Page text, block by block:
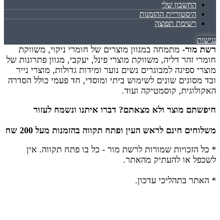
החשבון שלי
היסטוריית ההזמנות
רשימת תפוצה
נגישות
רשת מור- מתמחה במגוון מוצרים של חומרי ניקוי, משווקת
חומרי זהר דליה, משווקת מוצרי פינל, יעקבי, מגוון פתרונות של
מוצרי ספיגה למבוגרים נשים נוער ומידות גדולות, מוצרי נייר
ובד מסוגים שונים לשימוש ביתי ומוסדי, חד פעמי כולל הסדרה
האקולוגית, קוסמטיקה ועוד.
חיפשתם מוצר ולא מצאתם? דברו איתנו ונשמח לעזור
משלוחים חינם לראש העין ופתח תקווה בהזמנות מעל 200 שח
* כל הזכויות שמורות לרשת מור - כל בו פתח תקווה. אין
לשכפל או להעתיק מהאתר.
* האתר בתהליכי עדכון.